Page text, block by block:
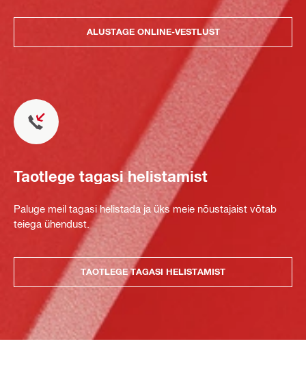
ALUSTAGE ONLINE-VESTLUST
Taotlege tagasi helistamist
Paluge meil tagasi helistada ja üks meie nõustajaist võtab
teiega ühendust.
TAOTLEGE TAGASI HELISTAMIST